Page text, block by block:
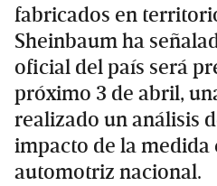
fabricados en
Sheinbaum ha
oficial del país será
próximo 3 de abril,
realizado un análisis
impacto de la medida
automotriz nacional.